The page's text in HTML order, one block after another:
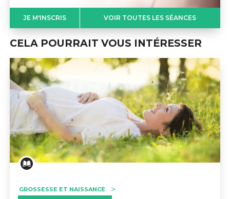
JE M'INSCRIS VOIR TOUTES LES SÉANCES
CELA POURRAIT VOUS INTÉRESSER
GROSSESSE ET NAISSANCE